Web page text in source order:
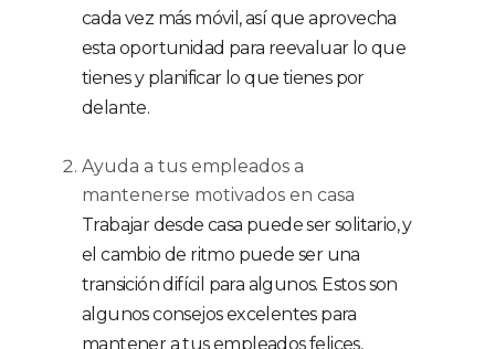
cada vez más móvil, así que aprovecha
esta oportunidad para reevaluar lo que
tienes y planificar lo que tienes por
delante.
Ayuda a tus empleados a
mantenerse motivados en casa
Trabajar desde casa puede ser solitario, y
el cambio de ritmo puede ser una
transición difícil para algunos. Estos son
algunos consejos excelentes para
mantener a tus empleados felices,